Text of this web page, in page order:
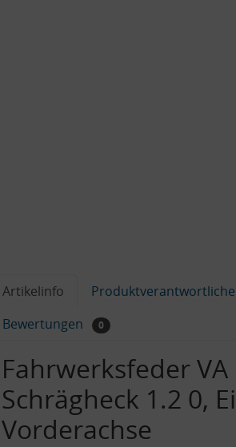
Artikelinfo
Bewertungen
0
Fahrwerksfeder VA
Schrägheck 1.2 0,
Vorderachse